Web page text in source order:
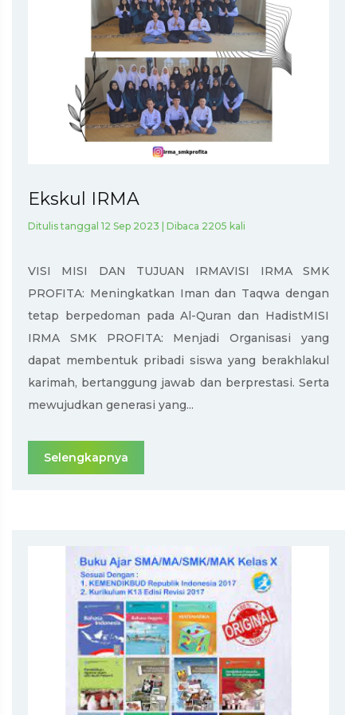
Ekskul IRMA
Ditulis tanggal 12 Sep 2023 | Dibaca 2205 kali
VISI MISI DAN TUJUAN IRMAVISI IRMA SMK
PROFITA: Meningkatkan Iman dan Taqwa dengan
tetap berpedoman pada Al-Quran dan HadistMISI
IRMA SMK PROFITA: Menjadi Organisasi yang
dapat membentuk pribadi siswa yang berakhlakul
karimah, bertanggung jawab dan berprestasi. Serta
mewujudkan generasi yang...
Selengkapnya